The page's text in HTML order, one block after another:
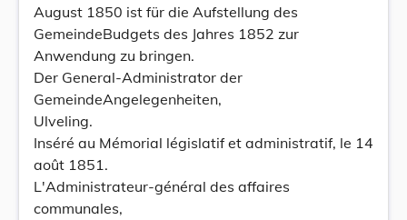
August 1850 ist für die Aufstellung des
GemeindeBudgets des Jahres 1852 zur
Anwendung zu bringen.
Der General-Administrator der
GemeindeAngelegenheiten,
Ulveling.
Inséré au Mémorial législatif et administratif, le 14
août 1851.
L'Administrateur-général des affaires
communales,